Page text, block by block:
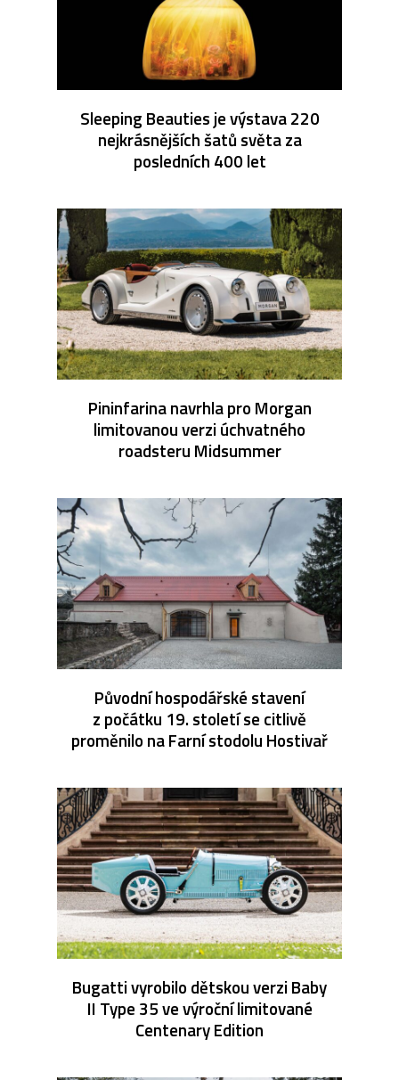
Sleeping Beauties je výstava 220
nejkrásnějších šatů světa za
posledních 400 let
Pininfarina navrhla pro Morgan
limitovanou verzi úchvatného
roadsteru Midsummer
Původní hospodářské stavení
z počátku 19. století se citlivě
proměnilo na Farní stodolu Hostivař
Bugatti vyrobilo dětskou verzi Baby
II Type 35 ve výroční limitované
Centenary Edition